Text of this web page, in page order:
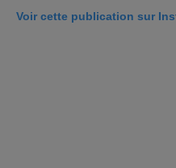
Voir cette publication sur